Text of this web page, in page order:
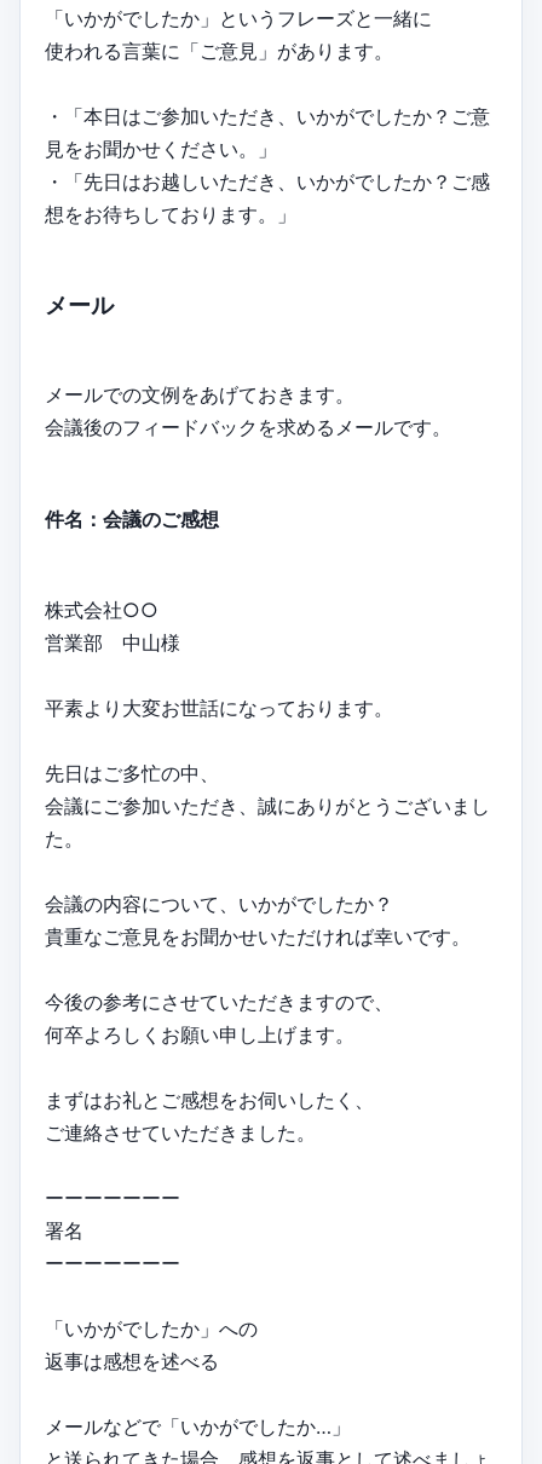
「いかがでしたか」というフレーズと一緒に
使われる言葉に「ご意見」があります。
・「本日はご参加いただき、いかがでしたか？ご意
見をお聞かせください。」
・「先日はお越しいただき、いかがでしたか？ご感
想をお待ちしております。」
メール
メールでの文例をあげておきます。
会議後のフィードバックを求めるメールです。
件名：会議のご感想
株式会社○○
営業部 中山様
平素より大変お世話になっております。
先日はご多忙の中、
会議にご参加いただき、誠にありがとうございまし
た。
会議の内容について、いかがでしたか？
貴重なご意見をお聞かせいただければ幸いです。
今後の参考にさせていただきますので、
何卒よろしくお願い申し上げます。
まずはお礼とご感想をお伺いしたく、
ご連絡させていただきました。
ーーーーーーー
署名
ーーーーーーー
「いかがでしたか」への
返事は感想を述べる
メールなどで「いかがでしたか…」
と送られてきた場合、感想を返事として述べましょ